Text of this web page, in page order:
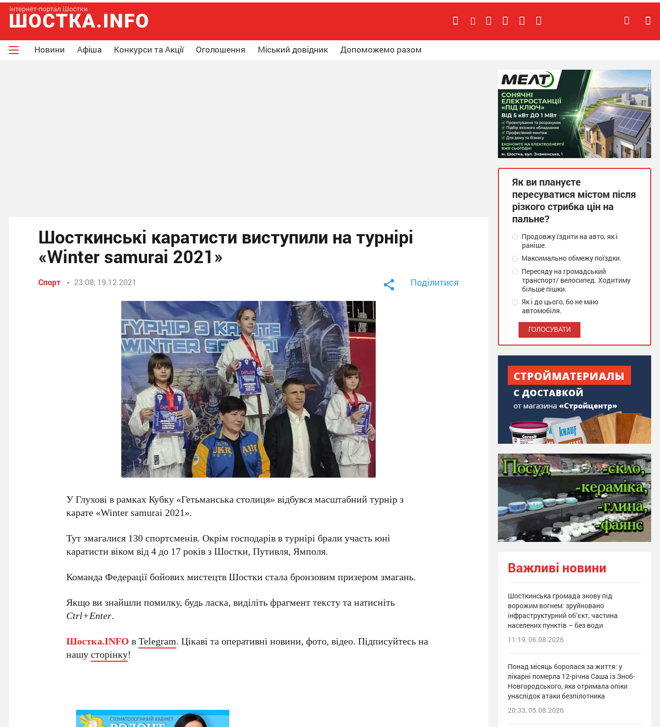
Новини Афіша Конкурси та Акції Оголошення Міський довідник Допоможемо разом
Шосткинські каратисти виступили на турнірі
«Winter samurai 2021»
Спорт 23:08, 19.12.2021 Поділитися
У Глухові в рамках Кубку «Гетьманська столиця» відбувся масштабний турнір з
карате «Winter samurai 2021».
Тут змагалися 130 спортсменів. Окрім господарів в турнірі брали участь юні
каратисти віком від 4 до 17 років з Шостки, Путивля, Ямполя.
Команда Федерації бойових мистецтв Шостки стала бронзовим призером змагань.
Якщо ви знайшли помилку, будь ласка, виділіть фрагмент тексту та натисніть
Ctrl+Enter.
Шостка.INFO вTelegram. Цікаві та оперативні новини, фото, відео. Підписуйтесь на
нашусторінку!
Як ви плануєте
пересуватися містом після
різкого стрибка цін на
пальне?
Продовжу їздити на авто, як і
раніше.
Максимально обмежу поїздки.
Пересяду на громадський
транспорт/ велосипед. Ходитиму
більше пішки.
Як і до цього, бо не маю
автомобіля.
Важливі новини
Шосткинська громада знову під
ворожим вогнем: зруйновано
інфраструктурний об’єкт, частина
населених пунктів – без води
11:19, 06.08.2026
Понад місяць боролася за життя: у
лікарні померла 12-річна Саша із Зноб-
Новгородського, яка отримала опіки
унаслідок атаки безпілотника
20:33, 05.08.2026